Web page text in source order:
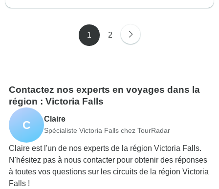
1 2
Contactez nos experts en voyages dans la
région : Victoria Falls
C Claire
Spécialiste Victoria Falls chez TourRadar
Claire est l'un de nos experts de la région Victoria Falls.
N'hésitez pas à nous contacter pour obtenir des réponses
à toutes vos questions sur les circuits de la région Victoria
Falls !